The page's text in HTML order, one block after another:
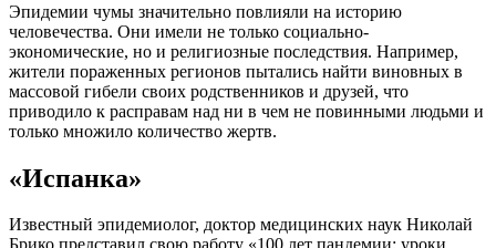
Эпидемии чумы значительно повлияли на историю
человечества. Они имели не только социально-
экономические, но и религиозные последствия. Например,
жители пораженных регионов пытались найти виновных в
массовой гибели своих родственников и друзей, что
приводило к расправам над ни в чем не повинными людьми и
только множило количество жертв.
«Испанка»
Известный эпидемиолог, доктор медицинских наук Николай